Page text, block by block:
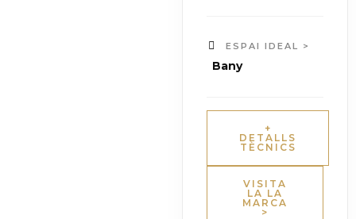
ESPAI IDEAL >
Bany
+
DETALLS
TÈCNICS
VISITA
LA LA
MARCA
>